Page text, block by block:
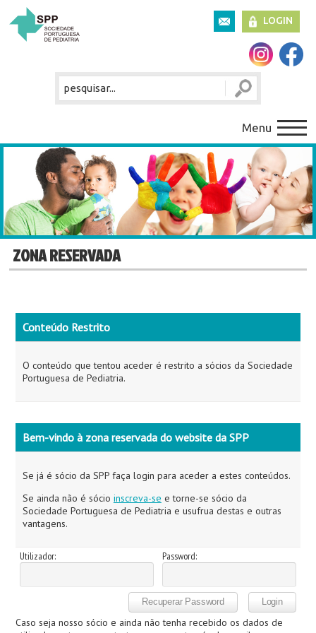
LOGIN
Menu
ZONA RESERVADA
Conteúdo Restrito
O conteúdo que tentou aceder é restrito a sócios da Sociedade
Portuguesa de Pediatria.
Bem-vindo à zona reservada do website da SPP
Se já é sócio da SPP faça login para aceder a estes conteúdos.
Se ainda não é sócio inscreva-se e torne-se sócio da
Sociedade Portuguesa de Pediatria e usufrua destas e outras
vantagens.
Utilizador: Password:
Caso seja nosso sócio e ainda não tenha recebido os dados de